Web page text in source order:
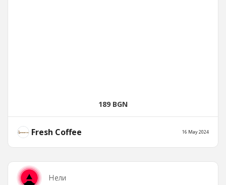
189 BGN
Fresh Coffee 16 May 2024
Нели